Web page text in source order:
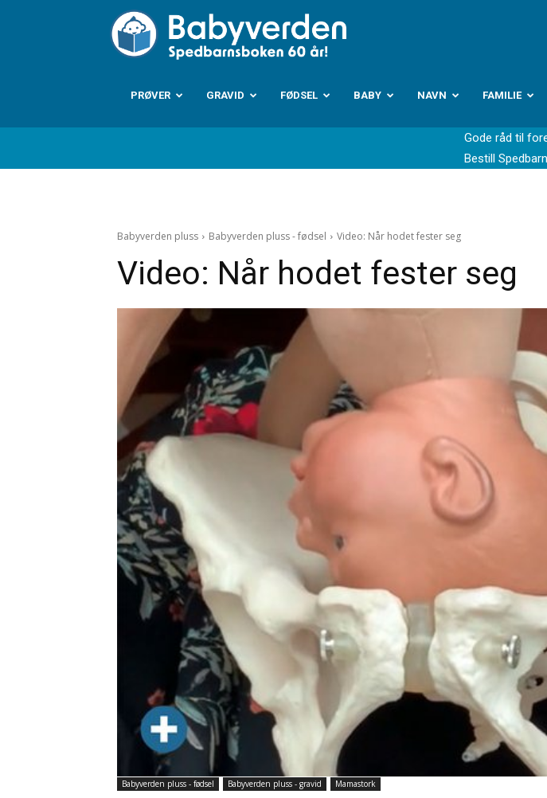
Babyverden.no
PRØVER GRAVID FØDSEL BABY NAVN FAMILIE
Gode råd til
Bestill
Babyverden pluss Babyverden pluss - fødsel Video: Når hodet fester seg
Video: Når hodet fester seg
Babyverden pluss - fødsel Babyverden pluss - gravid Mamastork